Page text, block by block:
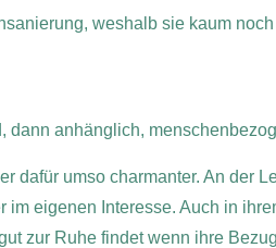
weshalb sie kaum
dann anhänglich,
dafür umso charmanter. An der
eigenen Interesse. Auch in
zur Ruhe findet wenn ihre